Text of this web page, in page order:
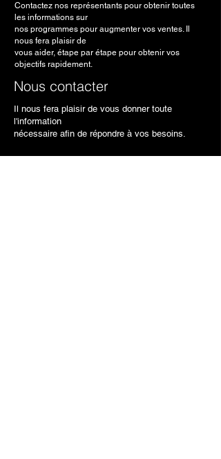
Contactez nos représentants pour obtenir toutes
les informations sur
nos programmes pour augmenter vos ventes. Il
nous fera plaisir de
vous aider, étape par étape pour obtenir vos
objectifs rapidement.
Nous contacter
Il nous fera plaisir de vous donner toute
l'information
nécessaire afin de répondre à vos besoins.